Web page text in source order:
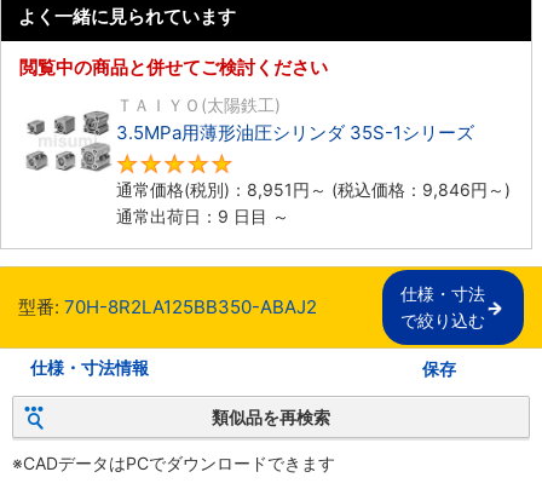
よく一緒に見られています
閲覧中の商品と併せてご検討ください
ＴＡＩＹＯ(太陽鉄工)
3.5MPa用薄形油圧シリンダ 35S-1シリーズ
通常価格(税別)： 8,951円 ～ (税込価格： 9,846円 ～)
通常出荷日：9 日目 ～
型番: 70H-8R2LA125BB350-ABAJ2
仕様・寸法
で絞り込む
仕様・寸法情報 保存
類似品を再検索
※CADデータはPCでダウンロードできます